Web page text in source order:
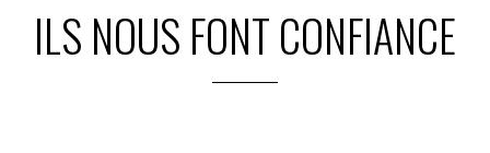
ILS NOUS FONT CONFIANCE